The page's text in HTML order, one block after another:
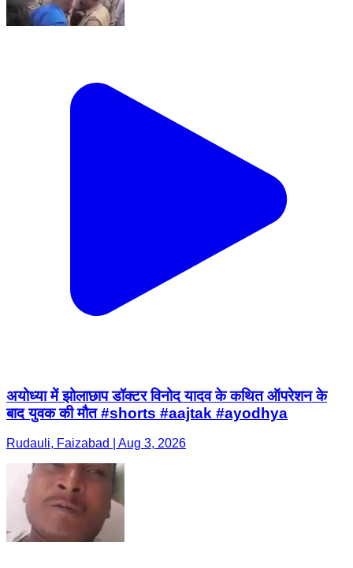
अयोध्या में झोलाछाप डॉक्टर विनोद यादव के कथित ऑपरेशन के
बाद युवक की मौत #shorts #aajtak #ayodhya
Rudauli, Faizabad | Aug 3, 2026